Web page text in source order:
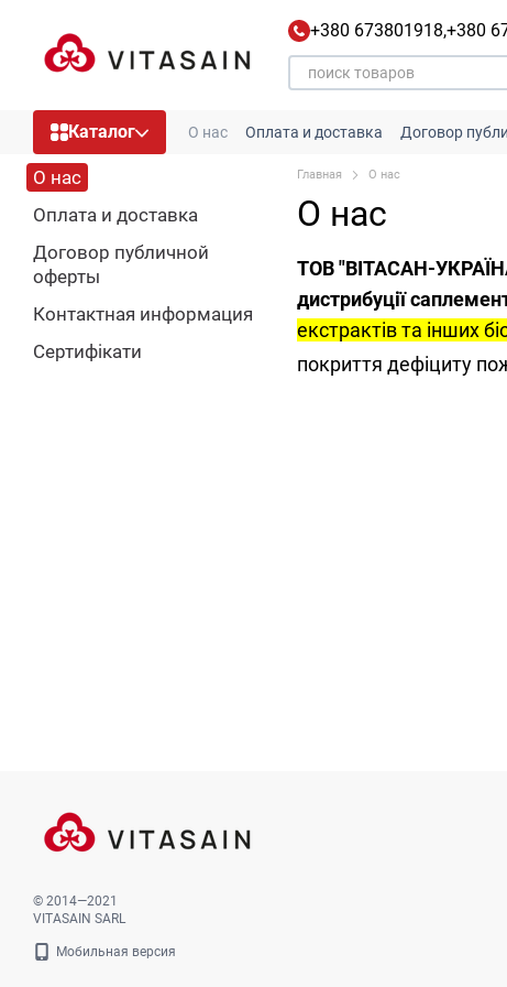
+380 673801918,+380
Каталог О нас Оплата и доставка Договор
Главная О нас
О нас
ТОВ "ВІТАСАН-
дистрибуції
екстрактів та інших
покриття дефіциту
О нас
Оплата и доставка
Договор публичной
оферты
Контактная информация
Сертифікати
© 2014—2021
VITASAIN SARL
Мобильная версия